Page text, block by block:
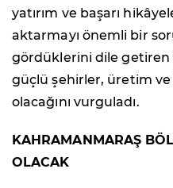
yatırım ve başarı
aktarmayı önemli bir
gördüklerini dile getiren
güçlü şehirler, üretim
olacağını vurguladı.
KAHRAMANMARAŞ
OLACAK